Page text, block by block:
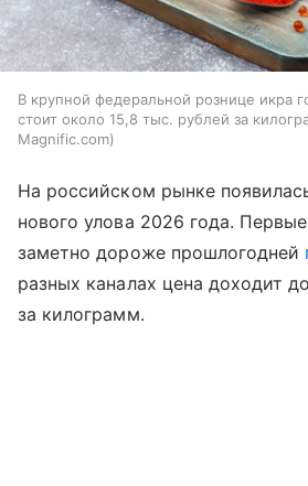
В крупной федеральной рознице икра
стоит около 15,8 тыс. рублей за
Magnific.com
На российском рынке
нового улова 2026 года.
заметно дороже прошлогодней
разных каналах цена доходит
за килограмм.